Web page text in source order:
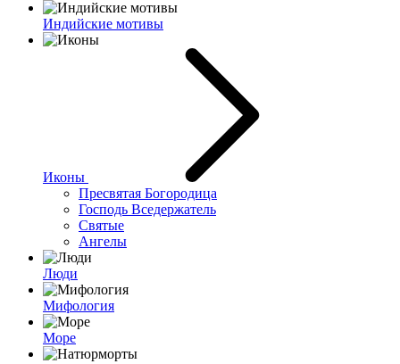
Индийские мотивы
Иконы
Пресвятая Богородица
Господь Вседержатель
Святые
Ангелы
Люди
Мифология
Море